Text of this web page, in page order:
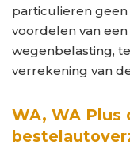
particulieren
voordelen van
wegenbelasting,
verrekening van
WA, WA Plus